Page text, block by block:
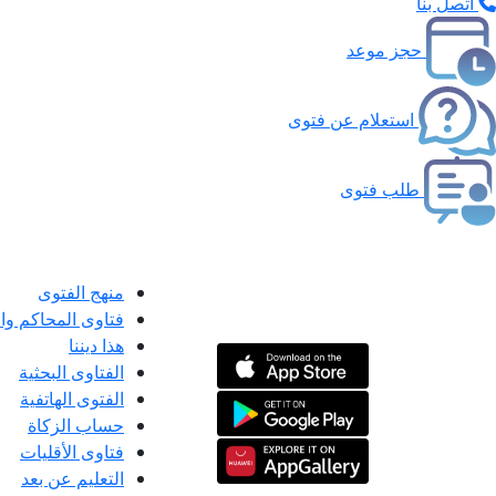
حجز موعد
استعلام عن فتوى
طلب فتوى
منهج الفتوى
فتاوى المحاكم
هذا ديننا
الفتاوى البحثية
الفتوى الهاتفية
حساب الزكاة
فتاوى الأقليات
التعليم عن بعد